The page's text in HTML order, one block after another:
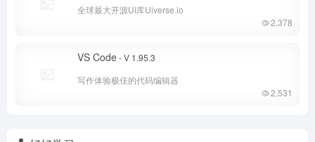
全球最大开源UI库Uiverse.io
2,378
VS Code- V 1.95.3
写作体验极佳的代码编辑器
2,531